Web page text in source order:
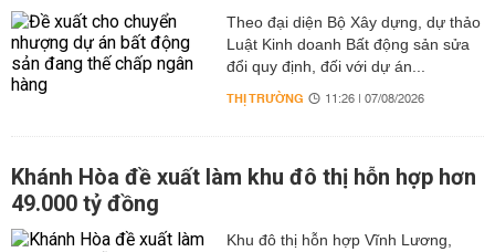
Theo đại diện Bộ Xây dựng, dự thảo
Luật Kinh doanh Bất động sản sửa
đổi quy định, đối với dự án...
THỊ TRƯỜNG 11:26 | 07/08/2026
Khánh Hòa đề xuất làm khu đô thị hỗn hợp hơn
49.000 tỷ đồng
Khu đô thị hỗn hợp Vĩnh Lương,